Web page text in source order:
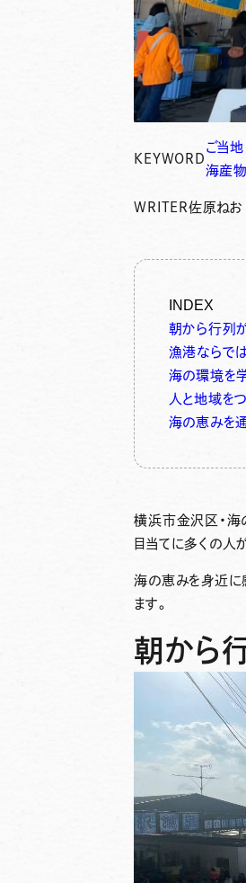
KEYWORD
ご当
海産
WRITER佐原ねお
INDEX
朝から行列
漁港ならで
海の環境を
人と地域を
海の恵みを
横浜市金沢区・海
目当てに多くの人
海の恵みを身近に
ます。
朝から